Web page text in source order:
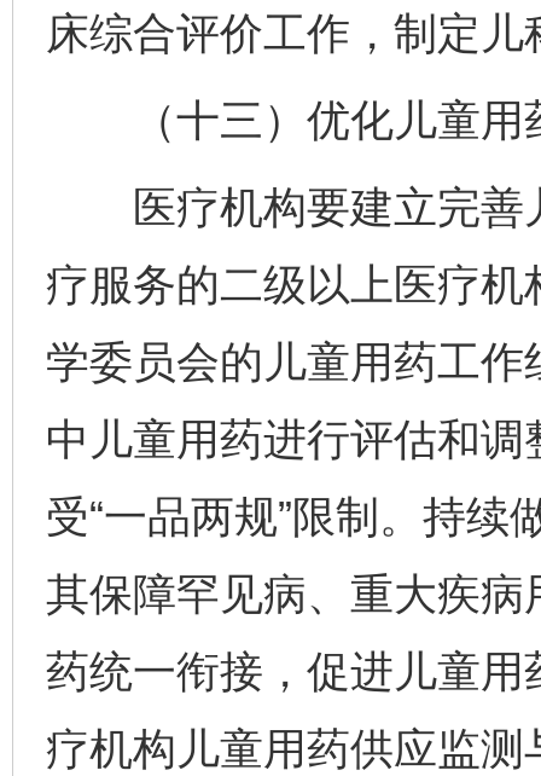
床综合评价工作，制定
（十三）优化儿童用
医疗机构要建立完善
疗服务的二级以上医疗
学委员会的儿童用药工
中儿童用药进行评估和
受“一品两规”限制。持
其保障罕见病、重大疾
药统一衔接，促进儿童
疗机构儿童用药供应监